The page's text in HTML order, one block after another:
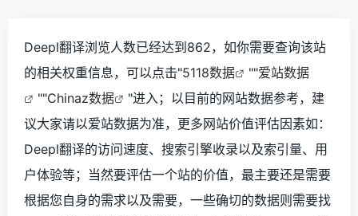
Deepl翻译浏览人数已经达到862，如你需要查询该站
的相关权重信息，可以点击"5118数据 ""爱站数据
""Chinaz数据
"进入；以目前的网站数据参考，建
议大家请以爱站数据为准，更多网站价值评估因素如：
Deepl翻译的访问速度、搜索引擎收录以及索引量、用
户体验等；当然要评估一个站的价值，最主要还是需要
根据您自身的需求以及需要，一些确切的数据则需要找